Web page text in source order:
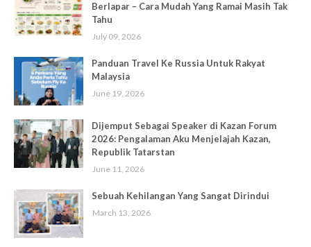
Berlapar – Cara Mudah Yang Ramai Masih Tak
Tahu
July 09, 2026
Panduan Travel Ke Russia Untuk Rakyat
Malaysia
June 19, 2026
Dijemput Sebagai Speaker di Kazan Forum
2026: Pengalaman Aku Menjelajah Kazan,
Republik Tatarstan
June 11, 2026
Sebuah Kehilangan Yang Sangat Dirindui
March 13, 2026